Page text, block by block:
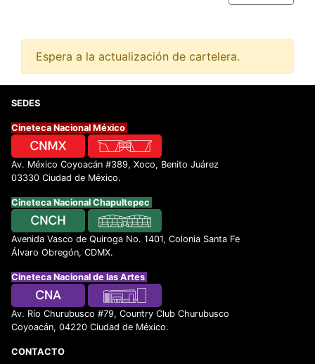
Espera a la actualización de cartelera.
SEDES
Cineteca Nacional México
Av. México Coyoacán #389, Xoco, Benito Juárez
03330 Ciudad de México.
Cineteca Nacional Chapultepec
Avenida Vasco de Quiroga No. 1401, Colonia Santa Fe
Álvaro Obregón, CDMX.
Cineteca Nacional de las Artes
Av. Río Churubusco #79, Country Club Churubusco
Coyoacán, 04220 Ciudad de México.
CONTACTO